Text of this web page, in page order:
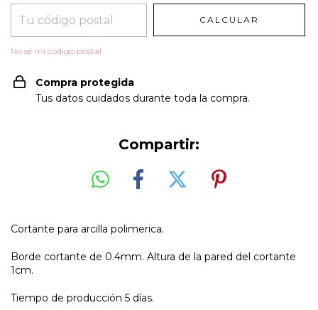
CALCULAR
No sé mi código postal
Compra protegida
Tus datos cuidados durante toda la compra.
Compartir:
Cortante para arcilla polimerica.
Borde cortante de 0.4mm. Altura de la pared del cortante
1cm.
Tiempo de producción 5 días.